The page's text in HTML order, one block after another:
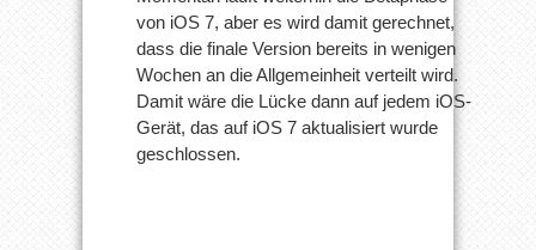
von iOS 7, aber es wird damit gerechnet,
dass die finale Version bereits in wenigen
Wochen an die Allgemeinheit verteilt wird.
Damit wäre die Lücke dann auf jedem iOS-
Gerät, das auf iOS 7 aktualisiert wurde
geschlossen.